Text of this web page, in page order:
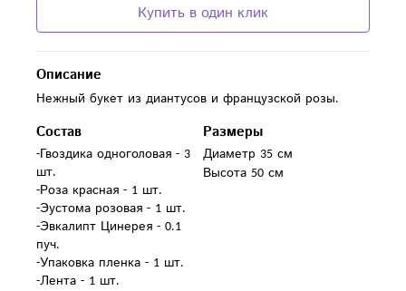
Купить в один клик
Описание
Нежный букет из диантусов и французской розы.
Состав
-Гвоздика одноголовая - 3
шт.
-Роза красная - 1 шт.
-Эустома розовая - 1 шт.
-Эвкалипт Цинерея - 0.1
пуч.
-Упаковка пленка - 1 шт.
-Лента - 1 шт.
Размеры
Диаметр 35 см
Высота 50 см